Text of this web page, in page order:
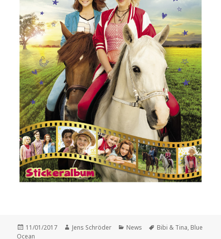
Veröffentlicht
am
11/01/2017 Autor
Jens Schröder Kategorien
News Schlagwörter
Bibi & Tina, Blue
Ocean